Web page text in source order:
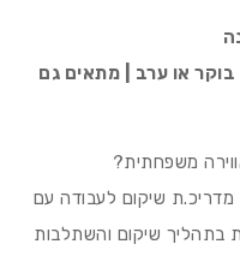
או ערב | מתאים גם
משפחתית?
שיקום לעבודה עם
בתהליך שיקום והשתלבות